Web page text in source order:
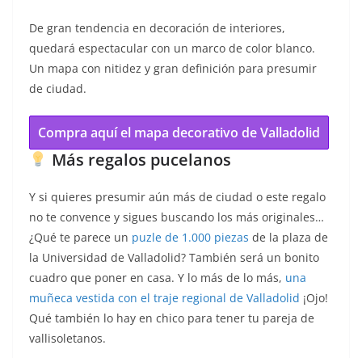
De gran tendencia en decoración de interiores,
quedará espectacular con un marco de color blanco.
Un mapa con nitidez y gran definición para presumir
de ciudad.
Compra aquí el mapa decorativo de Valladolid
Más regalos pucelanos
Y si quieres presumir aún más de ciudad o este regalo
no te convence y sigues buscando los más originales…
¿Qué te parece un puzle de 1.000 piezas de la plaza de
la Universidad de Valladolid? También será un bonito
cuadro que poner en casa. Y lo más de lo más, una
muñeca vestida con el traje regional de Valladolid ¡Ojo!
Qué también lo hay en chico para tener tu pareja de
vallisoletanos.